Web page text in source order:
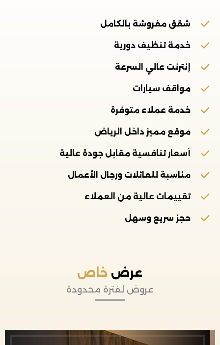
شقق مفروشة بالكامل
خدمة تنظيف دورية
إنترنت عالي السرعة
مواقف سيارات
خدمة عملاء متوفرة
موقع مميز داخل الرياض
أسعار تنافسية مقابل جودة عالية
مناسبة للعائلات ورجال الأعمال
تقييمات عالية من العملاء
حجز سريع وسهل
عرض خاص
عروض لفترة محدودة